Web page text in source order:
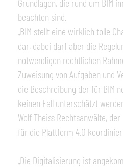
beachten sind.
„BIM stellt eine wirklich tolle
dar, dabei darf aber die
notwendigen rechtlichen
Zuweisung von Aufgaben und
die Beschreibung der für BIM
keinen Fall unterschätzt
Wolf Theiss Rechtsanwälte,
für die Plattform 4.0
„Die Digitalisierung ist